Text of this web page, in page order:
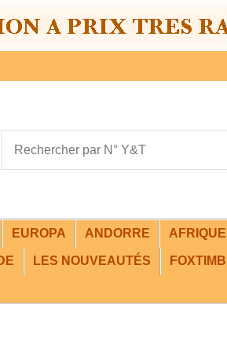
EUROPA ANDORRE
LES NOUVEAUTÉS